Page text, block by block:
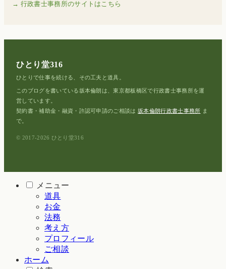
→ 行政書士事務所のサイトはこちら
ひとり堂316
ひとりで仕事を続ける、その工夫と道具。
このブログを書いている坂本倫朗は、東京都板橋区で行政書士事務所を運
営しています。
契約書・補助金・融資・許認可申請のご相談は坂本倫朗行政書士事務所 ま
で。
© 2017-2026 ひとり堂316
メニュー
道具
お金
法務
考え方
プロフィール
ご相談
ホーム